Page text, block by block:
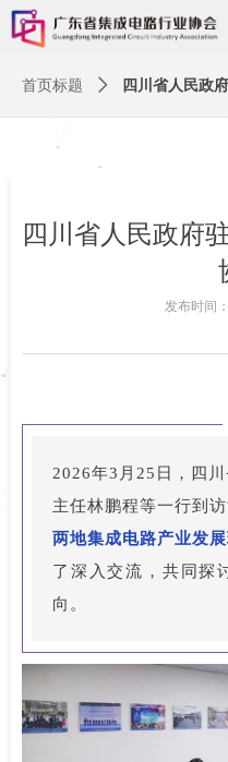
四川省人民政府
2026年3月25日，四
主任林鹏程等一行到
两地集成电路产业发
了深入交流，共同探
向。
发布时间：
首页标题 ꄲ 四川省人民政